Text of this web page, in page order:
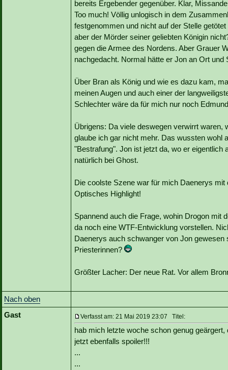
bereits Ergebender gegenüber. Klar,
Too much! Völlig unlogisch in dem
festgenommen und nicht auf der Stelle
aber der Mörder seiner geliebten Königin
gegen die Armee des Nordens. Aber Grauer
nachgedacht. Normal hätte er Jon an Ort
Über Bran als König und wie es dazu kam,
meinen Augen und auch einer der
Schlechter wäre da für mich nur noch
Übrigens: Da viele deswegen verwirrt waren,
glaube ich gar nicht mehr. Das wussten wohl
"Bestrafung". Jon ist jetzt da, wo er eigentlich
natürlich bei Ghost.
Die coolste Szene war für mich Daenerys
Optisches Highlight!
Spannend auch die Frage, wohin Drogon mit
da noch eine WTF-Entwicklung vorstellen.
Daenerys auch schwanger von Jon
Priesterinnen?
Größter Lacher: Der neue Rat. Vor allem
Nach oben
Gast
Verfasst am: 21 Mai 2019 23:07 Titel:
hab mich letzte woche schon genug
jetzt ebenfalls spoiler!!!
...
...